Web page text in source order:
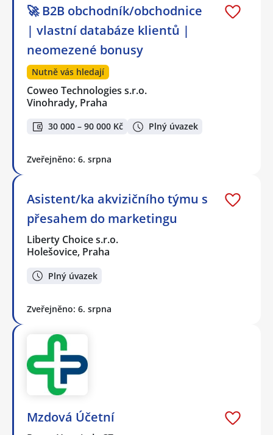
🚀 B2B obchodník/obchodnice
| vlastní databáze klientů |
neomezené bonusy
Nutně vás hledají
Coweo Technologies s.r.o.
Vinohrady, Praha
30 000 – 90 000 Kč Plný úvazek
Zveřejněno: 6. srpna
Asistent/ka akvizičního týmu s
přesahem do marketingu
Liberty Choice s.r.o.
Holešovice, Praha
Plný úvazek
Zveřejněno: 6. srpna
Mzdová Účetní